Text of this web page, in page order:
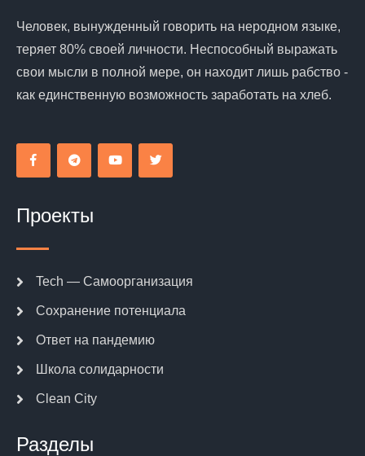
Человек, вынужденный говорить на неродном языке,
теряет 80% своей личности. Неспособный выражать
свои мысли в полной мере, он находит лишь рабство -
как единственную возможность заработать на хлеб.
Проекты
Tech — Самоорганизация
Сохранение потенциала
Ответ на пандемию
Школа солидарности
Clean City
Разделы